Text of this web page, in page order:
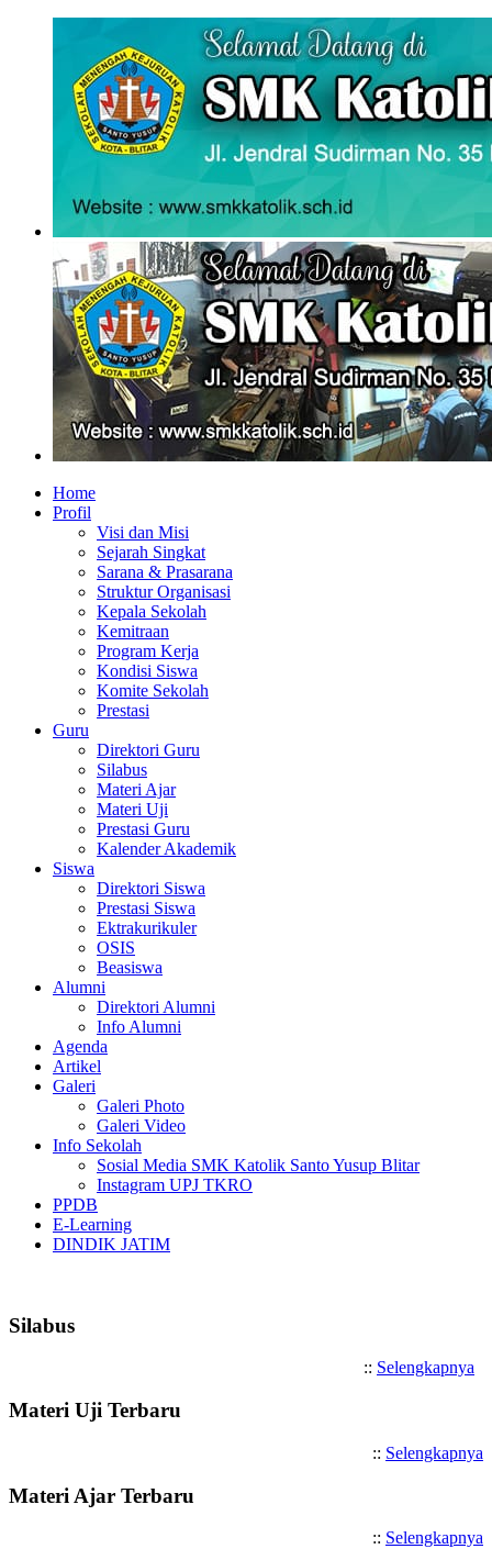
Home
Profil
Visi dan Misi
Sejarah Singkat
Sarana & Prasarana
Struktur Organisasi
Kepala Sekolah
Kemitraan
Program Kerja
Kondisi Siswa
Komite Sekolah
Prestasi
Guru
Direktori Guru
Silabus
Materi Ajar
Materi Uji
Prestasi Guru
Kalender Akademik
Siswa
Direktori Siswa
Prestasi Siswa
Ektrakurikuler
OSIS
Beasiswa
Alumni
Direktori Alumni
Info Alumni
Agenda
Artikel
Galeri
Galeri Photo
Galeri Video
Info Sekolah
Sosial Media SMK Katolik Santo Yusup Blitar
Instagram UPJ TKRO
PPDB
E-Learning
DINDIK JATIM
Silabus
:: Selengkapnya
Materi Uji Terbaru
:: Selengkapnya
Materi Ajar Terbaru
:: Selengkapnya